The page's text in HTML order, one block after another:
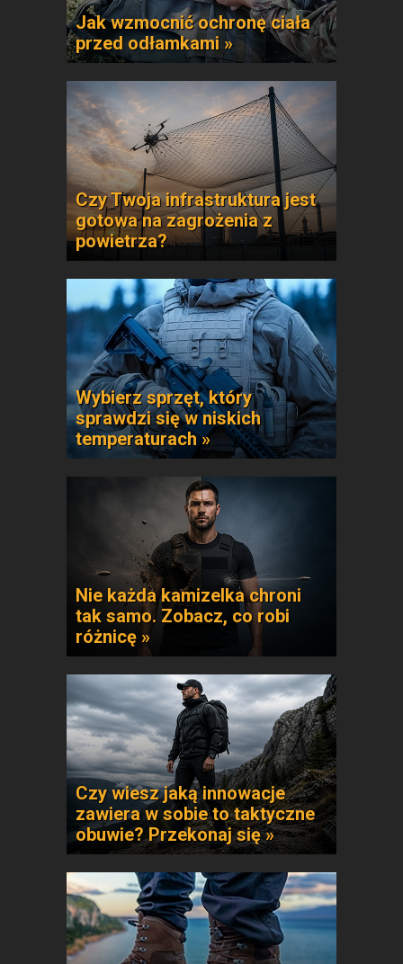
Jak wzmocnić ochronę ciała
przed odłamkami »
Czy Twoja infrastruktura jest
gotowa na zagrożenia z
powietrza?
Wybierz sprzęt, który
sprawdzi się w niskich
temperaturach »
Nie każda kamizelka chroni
tak samo. Zobacz, co robi
różnicę »
Czy wiesz jaką innowacje
zawiera w sobie to taktyczne
obuwie? Przekonaj się »